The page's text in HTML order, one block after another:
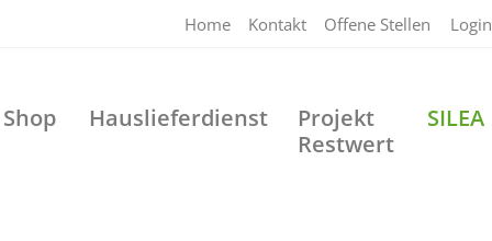
Home Kontakt Offene Stellen Login
Shop Hauslieferdienst
Projekt
Restwert
SILEA